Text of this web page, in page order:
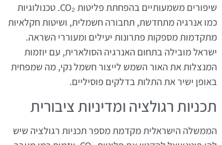
שיפורים משמעותיים בהפחתת פליטות CO₂. טכנולוגיות
כמו אנרגיה מתחדשת, תחבורה חשמלית, ושיטות חקלאיות
מתקדמות מספקות פתרונות יעילים ומעוררי השראה.
ישראל מובילה בתחום האנרגיה הסולארית, עם יוזמות
המנצלות את האור השמש לייצור חשמל נקי, מה שמפחית
באופן ישיר את התלות בדלקים פוסיליים.
תכניות רגולציה ומדיניות ציבורית
הממשלה הישראלית מקדמת מספר תכניות רגולציה שיש